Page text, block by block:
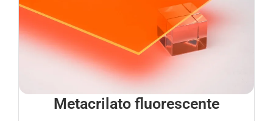
Metacrilato fluorescente